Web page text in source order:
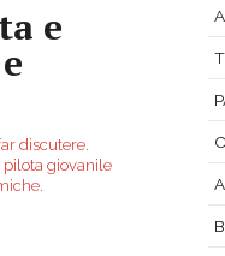
e
discutere.
pilota giovanile